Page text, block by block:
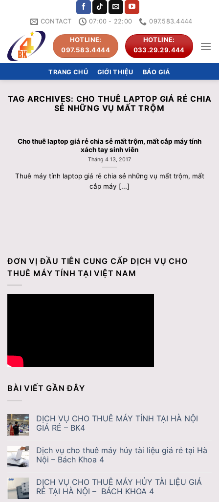
CONTACT 07:00 - 22:00 097.583.4444
HOTLINE:
097.583.4444
HOTLINE:
033.29.29.444
TRANG CHỦ GIỚI THIỆU BÁO GIÁ
TAG ARCHIVES: CHO THUÊ LAPTOP GIÁ RẺ CHIA
SẺ NHỮNG VỤ MẤT TRỘM
Cho thuê laptop giá rẻ chia sẻ mất trộm, mất cắp máy tính
xách tay sinh viên
Tháng 4 13, 2017
Thuê máy tính laptop giá rẻ chia sẻ những vụ mất trộm, mất
cắp máy [...]
ĐƠN VỊ ĐẦU TIÊN CUNG CẤP DỊCH VỤ CHO
THUÊ MÁY TÍNH TẠI VIỆT NAM
BÀI VIẾT GẦN ĐÂY
DỊCH VỤ CHO THUÊ MÁY TÍNH TẠI HÀ NỘI
GIÁ RẺ – BK4
Dịch vụ cho thuê máy hủy tài liệu giá rẻ tại Hà
Nội – Bách Khoa 4
DỊCH VỤ CHO THUÊ MÁY HỦY TÀI LIỆU GIÁ
RẺ TẠI HÀ NỘI – BÁCH KHOA 4